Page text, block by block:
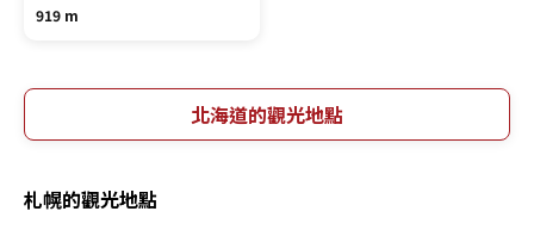
919 m
北海道的觀光地點
札幌的觀光地點